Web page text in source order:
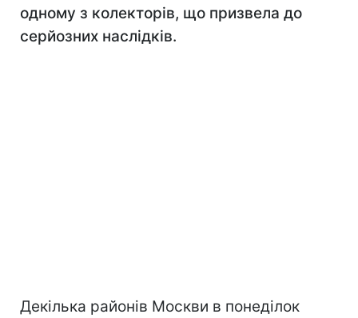
одному з колекторів, що призвела до
серйозних наслідків.
Декілька районів Москви в понеділок